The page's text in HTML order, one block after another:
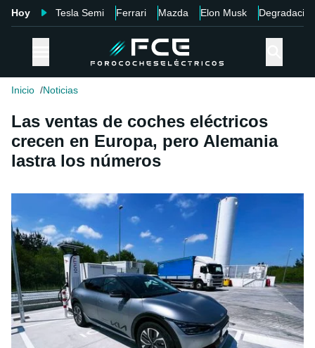
Hoy Tesla Semi Ferrari Mazda Elon Musk Degradación
Inicio Noticias
Las ventas de coches eléctricos
crecen en Europa, pero Alemania
lastra los números